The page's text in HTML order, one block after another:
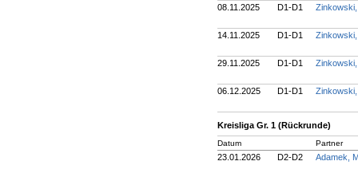
08.11.2025 D1-D1
14.11.2025 D1-D1
29.11.2025 D1-D1
06.12.2025 D1-D1
Kreisliga Gr. 1 (Rückrunde)
Datum Partner
23.01.2026 D2-D2 Adamek,